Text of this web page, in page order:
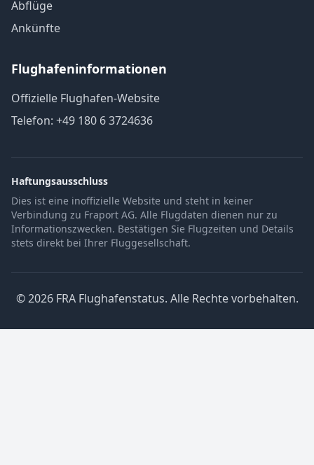
Abflüge
Ankünfte
Flughafeninformationen
Offizielle Flughafen-Website
Telefon: +49 180 6 3724636
Haftungsausschluss
Dies ist eine inoffizielle Website und steht in keiner
Verbindung zu Fraport AG. Alle Flugdaten dienen nur zu
Informationszwecken. Bestätigen Sie Flugzeiten und Details
stets direkt bei Ihrer Fluggesellschaft.
© 2026 FRA Flughafenstatus. Alle Rechte vorbehalten.